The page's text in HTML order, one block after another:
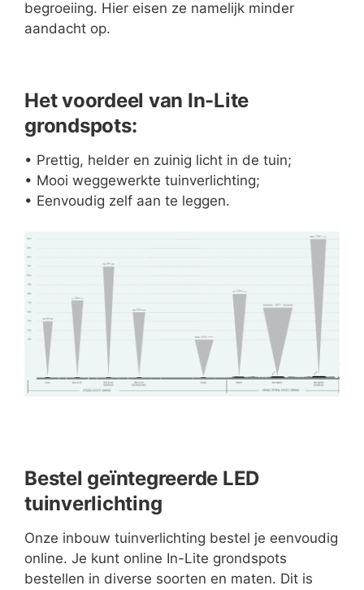
begroeiing. Hier eisen ze namelijk minder
aandacht op.
Het voordeel van In-Lite
grondspots:
• Prettig, helder en zuinig licht in de tuin;
• Mooi weggewerkte tuinverlichting;
• Eenvoudig zelf aan te leggen.
Bestel geïntegreerde LED
tuinverlichting
Onze inbouw tuinverlichting bestel je eenvoudig
online. Je kunt online In-Lite grondspots
bestellen in diverse soorten en maten. Dit is